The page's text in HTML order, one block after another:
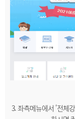
3. 좌측메뉴에서 '전체